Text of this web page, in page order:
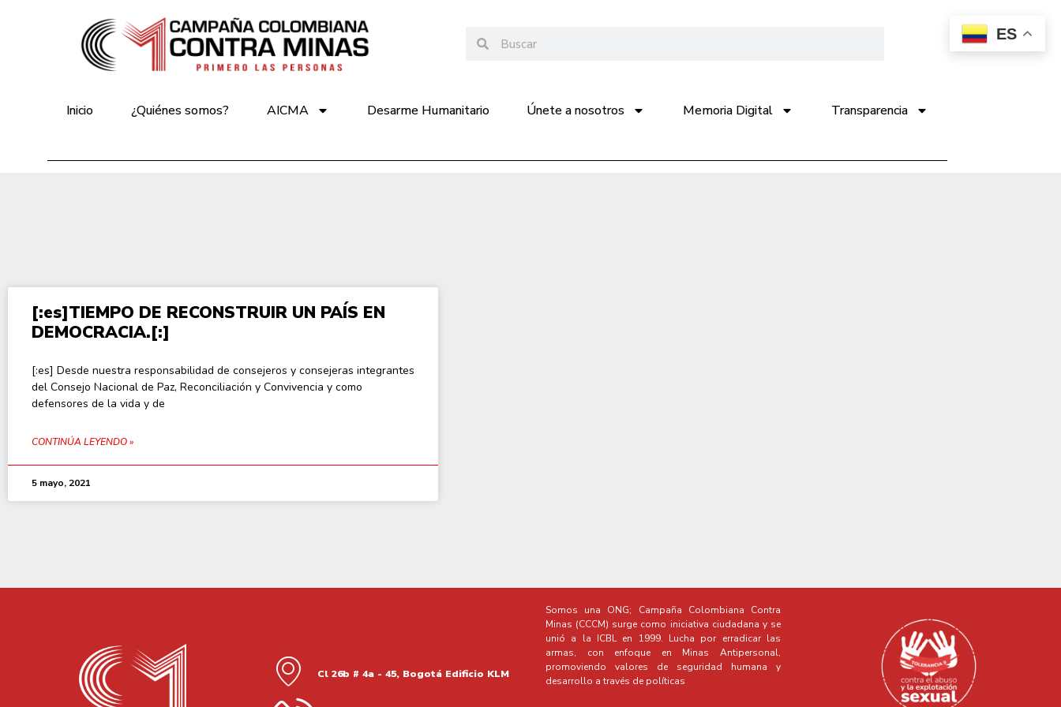
Inicio ¿Quiénes somos? AICMA Desarme Humanitario Únete a nosotros Memoria Digital Transparencia
[:es]TIEMPO DE RECONSTRUIR UN PAÍS EN
DEMOCRACIA.[:]
[:es] Desde nuestra responsabilidad de consejeros y consejeras integrantes
del Consejo Nacional de Paz, Reconciliación y Convivencia y como
defensores de la vida y de
CONTINÚA LEYENDO »
5 mayo, 2021
Cl 26b # 4a - 45, Bogotá Edificio KLM
Somos una ONG; Campaña Colombiana Contra
Minas (CCCM) surge como iniciativa ciudadana y se
unió a la ICBL en 1999. Lucha por erradicar las
armas, con enfoque en Minas Antipersonal,
promoviendo valores de seguridad humana y
desarrollo a través de políticas
ES